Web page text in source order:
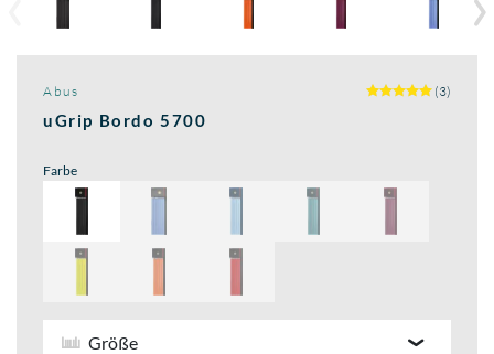
Abus (3)
uGrip Bordo 5700
Farbe
Größe